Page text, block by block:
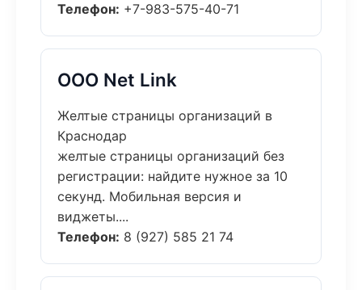
Телефон: +7-983-575-40-71
ООО Net Link
Желтые страницы организаций в
Краснодар
желтые страницы организаций без
регистрации: найдите нужное за 10
секунд. Мобильная версия и
виджеты....
Телефон: 8 (927) 585 21 74